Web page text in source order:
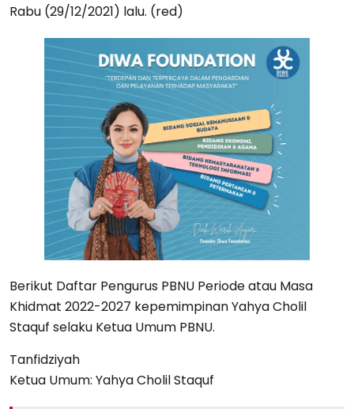
Rabu (29/12/2021) lalu. (red)
Berikut Daftar Pengurus PBNU Periode atau Masa
Khidmat 2022-2027 kepemimpinan Yahya Cholil
Staquf selaku Ketua Umum PBNU.
Tanfidziyah
Ketua Umum: Yahya Cholil Staquf